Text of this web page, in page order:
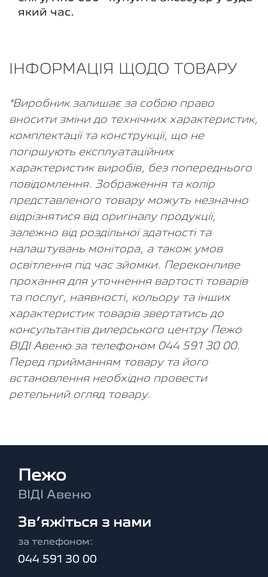
який час.
ІНФОРМАЦІЯ ЩОДО ТОВАРУ
*Виробник залишає за собою право
вносити зміни до технічних характеристик,
комплектації та конструкції, що не
погіршують експлуатаційних
характеристик виробів, без попереднього
повідомлення. Зображення та колір
представленого товару можуть незначно
відрізнятися від оригіналу продукції,
залежно від роздільної здатності та
налаштувань монітора, а також умов
освітлення під час зйомки. Переконливе
прохання для уточнення вартості товарів
та послуг, наявності, кольору та інших
характеристик товарів звертатись до
консультантів дилерського центру Пежо
ВІДІ Авеню за телефоном 044 591 30 00.
Перед прийманням товару та його
встановлення необхідно провести
ретельний огляд товару.
Пежо
ВІДІ Авеню
Зв’яжіться з нами
за телефоном:
044 591 30 00